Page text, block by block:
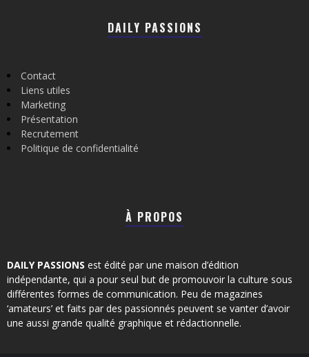
DAILY PASSIONS
Contact
Liens utiles
Marketing
Présentation
Recrutement
Politique de confidentialité
À PROPOS
DAILY PASSIONS est édité par une maison d’édition
indépendante, qui a pour seul but de promouvoir la culture sous
différentes formes de communication. Peu de magazines
‘amateurs’ et faits par des passionnés peuvent se vanter d’avoir
une aussi grande qualité graphique et rédactionnelle.